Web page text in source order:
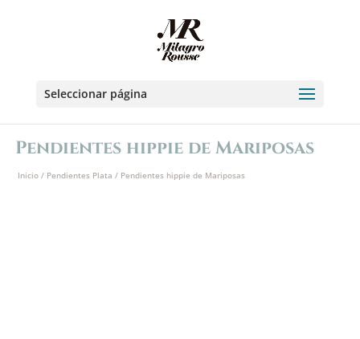
Seleccionar página
Pendientes hippie de Mariposas
Inicio / Pendientes Plata / Pendientes hippie de Mariposas